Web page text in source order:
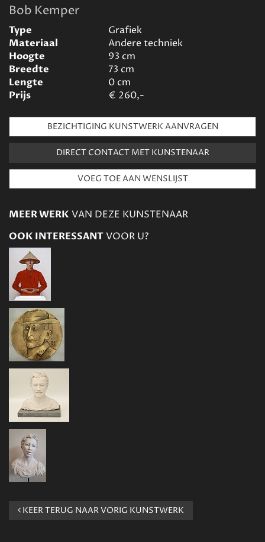
Bob Kemper
Type
Grafiek
Materiaal
Andere techniek
Hoogte
93 cm
Breedte
73 cm
Lengte
0cm
Prijs
€ 260,-
BEZICHTIGING KUNSTWERK AANVRAGEN
DIRECT CONTACT MET KUNSTENAAR
MEER WERK VAN DEZE KUNSTENAAR
OOK INTERESSANTVOOR U?
KEER TERUG NAAR VORIG KUNSTWERK